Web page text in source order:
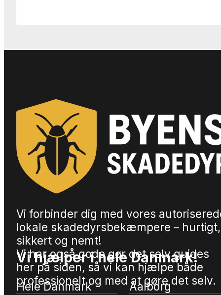
Vi forbinder dig med vores
lokale skadedyrsbekæmpere – hurtigt,
sikkert og nemt!
Vi har også gode gør det selv guides
her på siden, så vi kan hjælpe både
professionelt og med at gøre det selv.
Vi hjælper i hele Danmark!
Hele Danmark
Aalborg